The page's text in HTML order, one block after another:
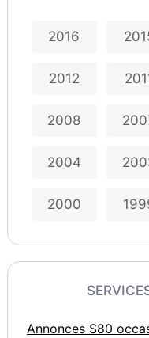
2016
2012
2008
2004
2000
Annonces S80